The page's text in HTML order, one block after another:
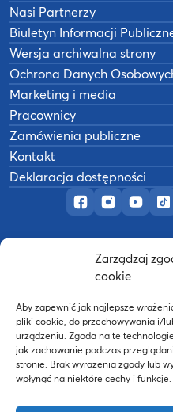
Zarządzaj
cookie
Aby zapewnić jak najlepsze
pliki cookie, do przechowywania i/
urządzeniu. Zgoda na te
jak zachowanie podczas
stronie. Brak wyrażenia zgody lub
wpłynąć na niektóre cechy i funkcje.
Profil AWFProfil AWF
Profil
Nasi Partnerzy
Biuletyn Informacji
Wersja archiwalna strony
Ochrona Danych
Marketing i media
Pracownicy
Zamówienia publiczne
Kontakt
Deklaracja dostępności
Akademia
Wykonanie: nFinity.pl